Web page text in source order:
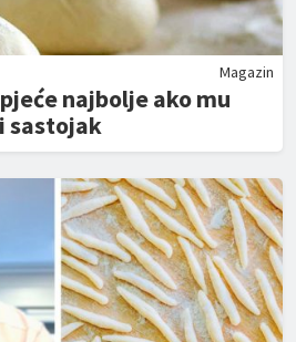
Magazin
najbolje ako mu
sastojak